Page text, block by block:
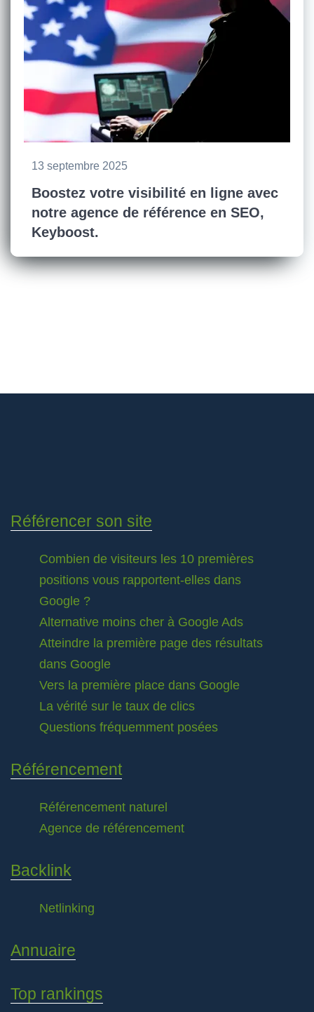
13 septembre 2025
Boostez votre visibilité en ligne avec
notre agence de référence en SEO,
Keyboost.
Référencer son site
Combien de visiteurs les 10 premières
positions vous rapportent-elles dans
Google ?
Alternative moins cher à Google Ads
Atteindre la première page des résultats
dans Google
Vers la première place dans Google
La vérité sur le taux de clics
Questions fréquemment posées
Référencement
Référencement naturel
Agence de référencement
Backlink
Netlinking
Annuaire
Top rankings